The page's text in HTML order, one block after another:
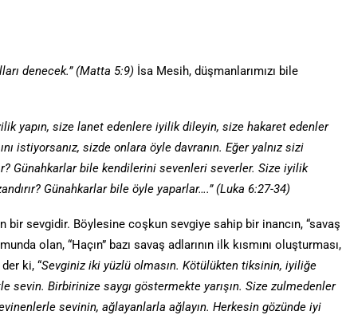
denecek.” (Matta 5:9) İsa Mesih, düşmanlarımızı bile
yapın, size lanet edenlere iyilik dileyin, size hakaret edenler
istiyorsanız, sizde onlara öyle davranın. Eğer yalnız sizi
Günahkarlar bile kendilerini sevenleri severler. Size iyilik
Günahkarlar bile öyle yaparlar….” (Luka 6:27-34)
bir sevgidir. Böylesine coşkun sevgiye sahip bir inancın, “savaş
olan, “Haçın” bazı savaş adlarının ilk kısmını oluşturması,
ki, “Sevginiz iki yüzlü olmasın. Kötülükten tiksinin, iyiliğe
sevin. Birbirinize saygı göstermekte yarışın. Size zulmedenler
sevinin, ağlayanlarla ağlayın. Herkesin gözünde iyi